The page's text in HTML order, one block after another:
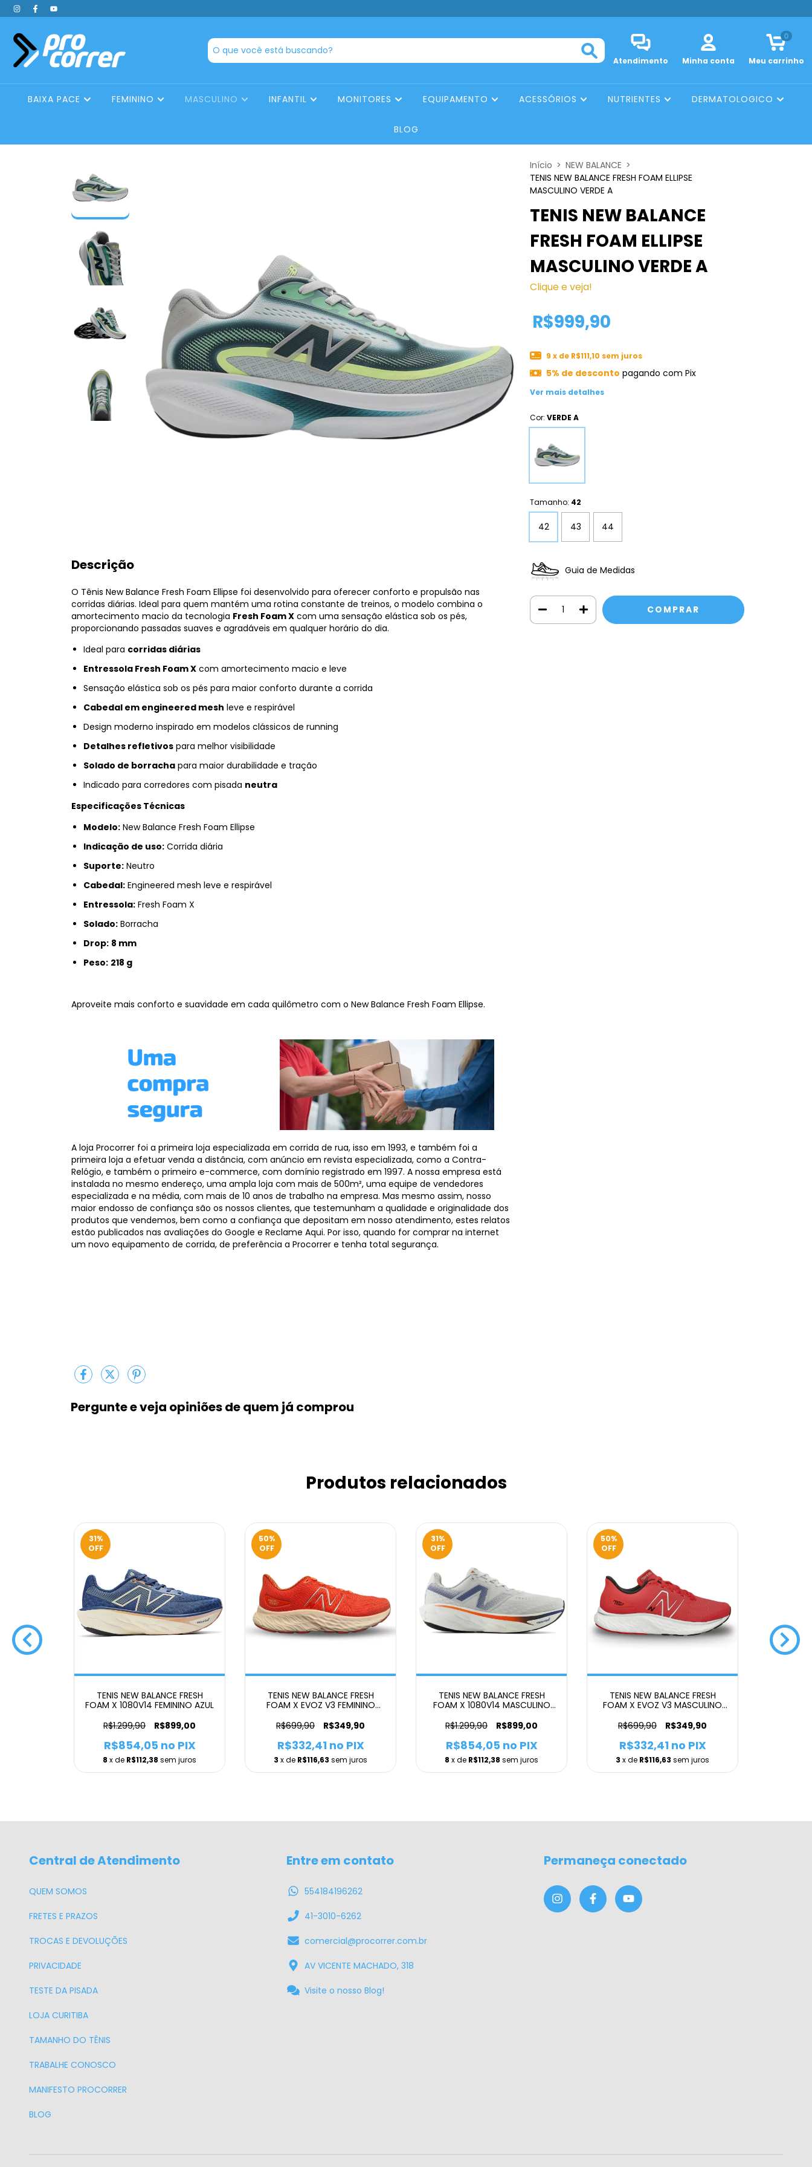
Atendimento Minha conta Meu carrinho
0
BAIXA PACE FEMININO MASCULINO INFANTIL MONITORES EQUIPAMENTO ACESSÓRIOS NUTRIENTES DERMATOLOGICO
BLOG
Descrição
O Tênis New Balance Fresh Foam Ellipse foi desenvolvido para oferecer conforto e propulsão nas
corridas diárias. Ideal para quem mantém uma rotina constante de treinos, o modelo combina o
amortecimento macio da tecnologia Fresh Foam X com uma sensação elástica sob os pés,
proporcionando passadas suaves e agradáveis em qualquer horário do dia.
Ideal para corridas diárias
Entressola Fresh Foam X com amortecimento macio e leve
Sensação elástica sob os pés para maior conforto durante a corrida
Cabedal em engineered mesh leve e respirável
Design moderno inspirado em modelos clássicos de running
Detalhes refletivos para melhor visibilidade
Solado de borracha para maior durabilidade e tração
Indicado para corredores com pisada neutra
Especificações Técnicas
Modelo: New Balance Fresh Foam Ellipse
Indicação de uso: Corrida diária
Suporte: Neutro
Cabedal: Engineered mesh leve e respirável
Entressola: Fresh Foam X
Solado: Borracha
Drop: 8 mm
Peso: 218 g
Aproveite mais conforto e suavidade em cada quilômetro com o New Balance Fresh Foam Ellipse.
A loja Procorrer foi a primeira loja especializada em corrida de rua, isso em 1993, e também foi a
primeira loja a efetuar venda a distância, com anúncio em revista especializada, como a Contra-
Relógio, e também o primeiro e-commerce, com domínio registrado em 1997. A nossa empresa est
instalada no mesmo endereço, uma ampla loja com mais de 500m², uma equipe de vendedores
especializada e na média, com mais de 10 anos de trabalho na empresa. Mas mesmo assim, nosso
maior endosso de confiança são os nossos clientes, que testemunham a qualidade e originalidade dos
produtos que vendemos, bem como a confiança que depositam em nosso atendimento, estes relatos
estão publicados nas avaliações do Google e Reclame Aqui. Por isso, quando for comprar na internet
um novo equipamento de corrida, de preferência a Procorrer e tenha total segurança.
Início > NEW BALANCE >
TENIS NEW BALANCE FRESH FOAM ELLIPSE
MASCULINO VERDE A
TENIS NEW BALANCE
FRESH FOAM ELLIPSE
MASCULINO VERDE A
Clique e veja!
R$999,90
9 x de R$111,10 sem juros
5% de desconto pagando com Pix
Ver mais detalhes
Cor: VERDE A
Tamanho: 42
42 43 44
Guia de Medidas
Pergunte e veja opiniões de quem já comprou
Produtos relacionados
31%
OFF
TENIS NEW BALANCE FRESH
FOAM X 1080V14 FEMININO AZUL
R$1.299,90
R$899,00
8 x de R$112,38 sem juros
R$854,05 no PIX
50%
OFF
TENIS NEW BALANCE FRESH
FOAM X EVOZ V3 FEMININO
R$699,90
R$349,90
3 x de R$116,63 sem juros
R$332,41no PIX
31%
OFF
TENIS NEW BALANCE FRESH
FOAM X 1080V14 MASCULINO
R$1.299,90
R$899,00
8 x de R$112,38 sem juros
R$854,05 no PIX
50%
OFF
TENIS NEW BALANCE FRESH
FOAM X EVOZ V3 MASCULINO
R$699,90
R$349,90
3 x de R$116,63 sem juros
R$332,41no PIX
Central de Atendimento
QUEM SOMOS
FRETES E PRAZOS
TROCAS E DEVOLUÇÕES
PRIVACIDADE
TESTE DA PISADA
LOJA CURITIBA
TAMANHO DO TÊNIS
TRABALHE CONOSCO
MANIFESTO PROCORRER
BLOG
Entre em contato
554184196262
41-3010-6262
comercial@procorrer.com.br
AV VICENTE MACHADO, 318
Visite o nosso Blog!
Permaneça conectado